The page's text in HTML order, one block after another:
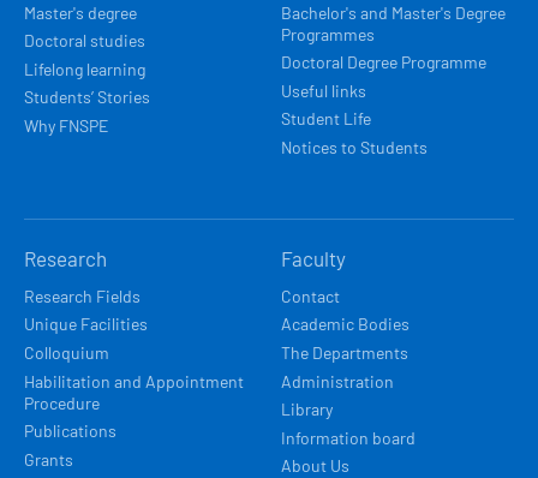
Master's degree
Doctoral studies
Lifelong learning
Students’ Stories
Why FNSPE
Bachelor's and Master's Degree
Programmes
Doctoral Degree Programme
Useful links
Student Life
Notices to Students
Research
Research Fields
Unique Facilities
Colloquium
Habilitation and Appointment
Procedure
Publications
Grants
Faculty
Contact
Academic Bodies
The Departments
Administration
Library
Information board
About Us